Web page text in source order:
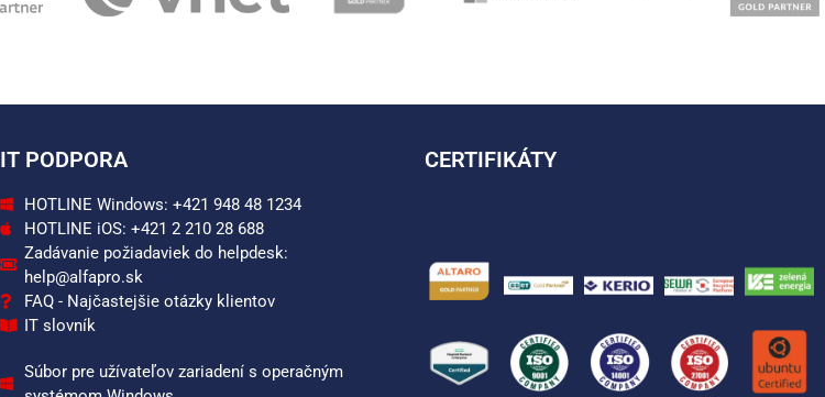
IT PODPORA
HOTLINE Windows: +421 948 48 1234
HOTLINE iOS: +421 2 210 28 688
Zadávanie požiadaviek do helpdesk:
help@alfapro.sk
FAQ - Najčastejšie otázky klientov
IT slovník
Súbor pre užívateľov zariadení s operačným
CERTIFIKÁTY